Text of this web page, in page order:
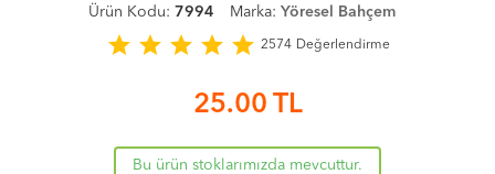
Ürün Kodu: 7994 Marka: Yöresel Bahçem
star star star star star 2574 Değerlendirme
25.00 TL
Bu ürün stoklarımızda mevcuttur.